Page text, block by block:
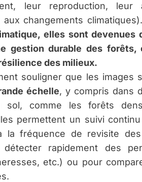
leur reproduction, leur
changements climatiques).
elles sont devenues
gestion durable des forêts,
des milieux.
souligner que les images
échelle, y compris dans
sol, comme les forêts
permettent un suivi
la fréquence de revisite
rapidement des
etc.) ou pour